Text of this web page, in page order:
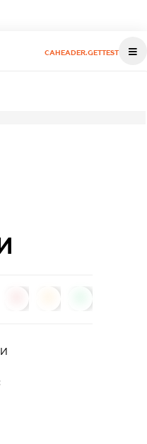
CAHEADER.GETTEST